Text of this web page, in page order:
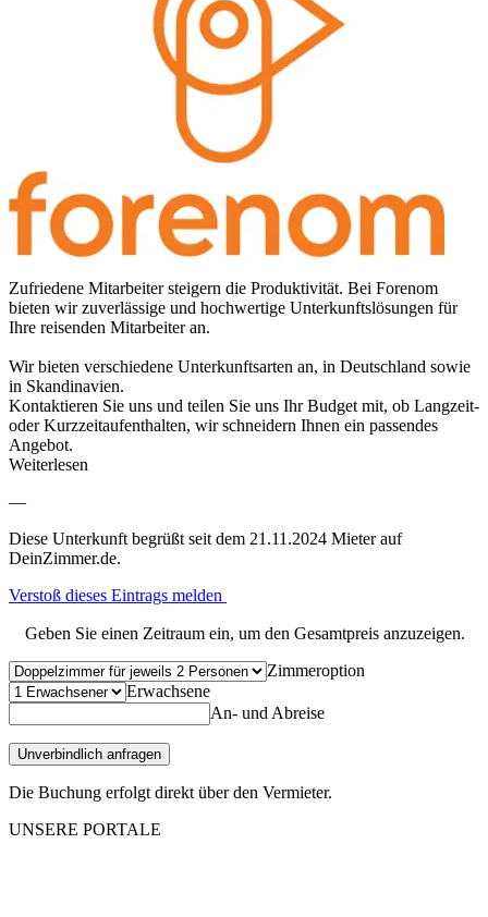
Zufriedene Mitarbeiter steigern die Produktivität. Bei Forenom
bieten wir zuverlässige und hochwertige Unterkunftslösungen für
Ihre reisenden Mitarbeiter an.
Wir bieten verschiedene Unterkunftsarten an, in Deutschland sowie
in Skandinavien.
Kontaktieren Sie uns und teilen Sie uns Ihr Budget mit, ob Langzeit-
oder Kurzzeitaufenthalten, wir schneidern Ihnen ein passendes
Angebot.
Weiterlesen
—
Diese Unterkunft begrüßt seit dem 21.11.2024 Mieter auf
DeinZimmer.de.
Verstoß dieses Eintrags melden
Geben Sie einen Zeitraum ein, um den Gesamtpreis anzuzeigen.
Zimmeroption
Erwachsene
An- und Abreise
Unverbindlich anfragen
Die Buchung erfolgt direkt über den Vermieter.
UNSERE PORTALE